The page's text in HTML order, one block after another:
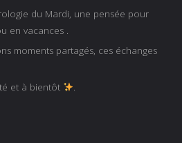
du Mardi, une pensée pour
en vacances .
moments partagés, ces échanges
et à bientôt
.